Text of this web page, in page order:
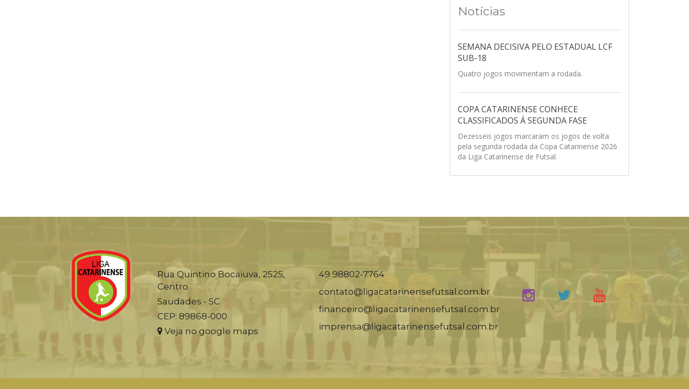
Notícias
SEMANA DECISIVA PELO ESTADUAL LCF
SUB-18
Quatro jogos movimentam a rodada.
COPA CATARINENSE CONHECE
CLASSIFICADOS Á SEGUNDA FASE
Dezesseis jogos marcaram os jogos de volta
pela segunda rodada da Copa Catarinense 2026
da Liga Catarinense de Futsal.
Rua Quintino Bocaiuva, 2525,
Centro
Saudades - SC
CEP: 89868-000
Veja no google maps
49 98802-7764
contato@ligacatarinensefutsal.com.br
financeiro@ligacatarinensefutsal.com.br
imprensa@ligacatarinensefutsal.com.br